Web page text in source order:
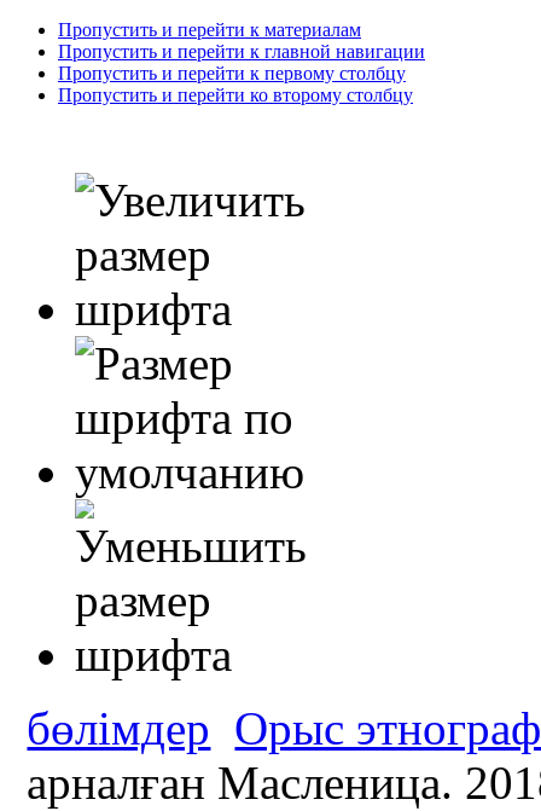
Пропустить и перейти к материалам
Пропустить и перейти к главной навигации
Пропустить и перейти к первому столбцу
Пропустить и перейти ко второму столбцу
бөлімдер Орыс
арналған Масленица.